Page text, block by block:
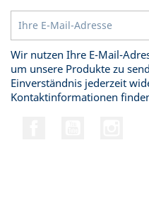
Wir nutzen Ihre E-Mail-
um unsere Produkte zu
Einverständnis jederzeit
Kontaktinformationen